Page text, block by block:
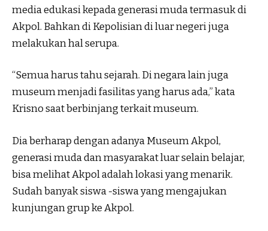
media edukasi kepada generasi muda termasuk di
Akpol. Bahkan di Kepolisian di luar negeri juga
melakukan hal serupa.
“Semua harus tahu sejarah. Di negara lain juga
museum menjadi fasilitas yang harus ada,” kata
Krisno saat berbinjang terkait museum.
Dia berharap dengan adanya Museum Akpol,
generasi muda dan masyarakat luar selain belajar,
bisa melihat Akpol adalah lokasi yang menarik.
Sudah banyak siswa -siswa yang mengajukan
kunjungan grup ke Akpol.